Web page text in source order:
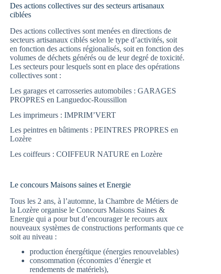
Des actions collectives sur des secteurs artisanaux
ciblées
Des actions collectives sont menées en directions de
secteurs artisanaux ciblés selon le type d’activités, soit
en fonction des actions régionalisés, soit en fonction des
volumes de déchets générés ou de leur degré de toxicité.
Les secteurs pour lesquels sont en place des opérations
collectives sont :
Les garages et carrosseries automobiles : GARAGES
PROPRES en Languedoc-Roussillon
Les imprimeurs : IMPRIM’VERT
Les peintres en bâtiments : PEINTRES PROPRES en
Lozère
Les coiffeurs : COIFFEUR NATURE en Lozère
Le concours Maisons saines et Energie
Tous les 2 ans, à l’automne, la Chambre de Métiers de
la Lozère organise le Concours Maisons Saines &
Energie qui a pour but d’encourager le recours aux
nouveaux systèmes de constructions performants que ce
soit au niveau :
production énergétique (énergies renouvelables)
consommation (économies d’énergie et
rendements de matériels),